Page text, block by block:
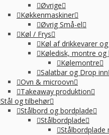
Øvrige
Køkkenmaskiner
Øvrig Små-el
Køl / Frys
Køl af drikkevarer
Køledisk, montre og
Kølemontre
Salatbar og Drop inn
Ovn & microovn
Takeaway produktion
Stål og tilbehør
Stålbord og bordplade
Stålbordplade
Stålbordplade